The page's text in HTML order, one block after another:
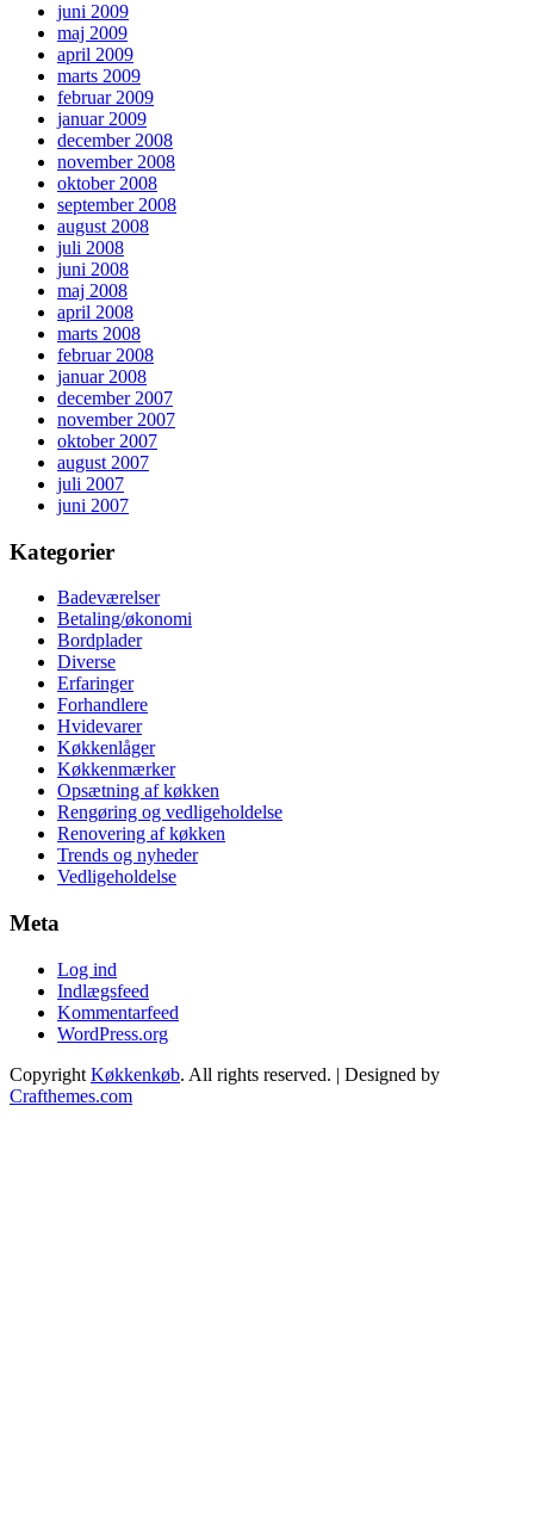
juni 2009
maj 2009
april 2009
marts 2009
februar 2009
januar 2009
december 2008
november 2008
oktober 2008
september 2008
august 2008
juli 2008
juni 2008
maj 2008
april 2008
marts 2008
februar 2008
januar 2008
december 2007
november 2007
oktober 2007
august 2007
juli 2007
juni 2007
Kategorier
Badeværelser
Betaling/økonomi
Bordplader
Diverse
Erfaringer
Forhandlere
Hvidevarer
Køkkenlåger
Køkkenmærker
Opsætning af køkken
Rengøring og vedligeholdelse
Renovering af køkken
Trends og nyheder
Vedligeholdelse
Meta
Log ind
Indlægsfeed
Kommentarfeed
WordPress.org
Copyright Køkkenkøb. All rights reserved. | Designed by
Crafthemes.com